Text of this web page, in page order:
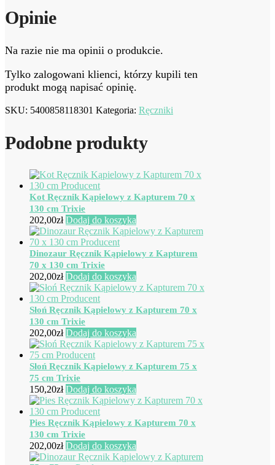
Opinie
Na razie nie ma opinii o produkcie.
Tylko zalogowani klienci, którzy kupili ten
produkt mogą napisać opinię.
SKU: 5400858118301 Kategoria: Ręczniki
Podobne produkty
Kot Ręcznik Kąpielowy z Kapturem 70 x
130 cm Trixie
202,00zł Dodaj do koszyka
Dinozaur Ręcznik Kąpielowy z Kapturem
70 x 130 cm Trixie
202,00zł Dodaj do koszyka
Słoń Ręcznik Kąpielowy z Kapturem 70 x
130 cm Trixie
202,00zł Dodaj do koszyka
Słoń Ręcznik Kąpielowy z Kapturem 75 x
75 cm Trixie
150,20zł Dodaj do koszyka
Pies Ręcznik Kąpielowy z Kapturem 70 x
130 cm Trixie
202,00zł Dodaj do koszyka